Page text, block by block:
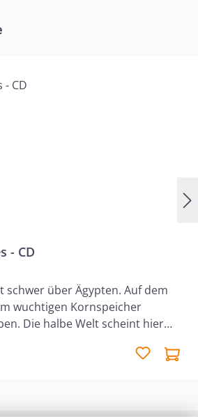
- CD
schwer über Ägypten. Auf dem
wuchtigen Kornspeicher
Die halbe Welt scheint hier
Jungen, die abseits spielen, sind
und Manasse (so heißen die